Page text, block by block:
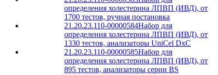
определения холестерина ЛПВП (ИВД), от
1700 тестов, ручная постановка
21.20.23.110-00000584Набор для
определения холестерина ЛПВП (ИВД), от
1330 тестов, анализаторы UniCel DxC
21.20.23.110-00000585Набор для
определения холестерина ЛПВП (ИВД), от
895 тестов, анализаторы серии BS